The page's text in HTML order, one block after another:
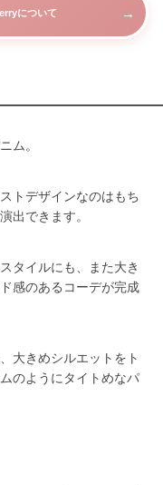
について →
ム。
トデザインなのはもち
出できます。
タイルにも、また大き
感のあるコーデが完成
大きめシルエットをト
のようにタイトめなパ